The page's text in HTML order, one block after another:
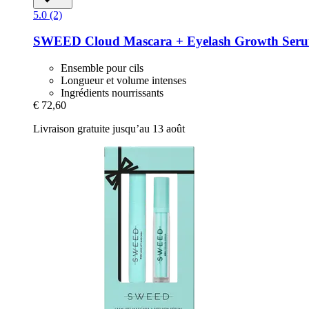
5.0 (2)
SWEED Cloud Mascara + Eyelash Growth
Ensemble pour cils
Longueur et volume intenses
Ingrédients nourrissants
€ 72,60
Livraison gratuite jusqu’au 13 août